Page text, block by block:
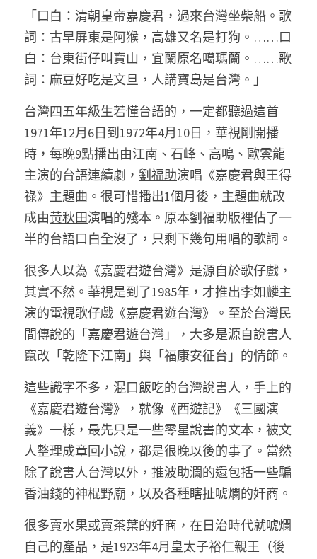
「口白：清朝皇帝嘉慶君，過來台灣坐柴船。歌
詞：古早屏東是阿猴，高雄又名是打狗。……口
白：台東街仔叫寶山，宜蘭原名噶瑪蘭。……歌
詞：麻豆好吃是文旦，人講寶島是台灣。」
台灣四五年級生若懂台語的，一定都聽過這首
1971年12月6日到1972年4月10日，華視剛開播
時，每晚9點播出由江南、石峰、高鳴、歐雲龍
主演的台語連續劇， 劉福助演唱《嘉慶君與王得
祿》主題曲。很可惜播出1個月後，主題曲就改
成由黃秋田演唱的殘本。原本劉福助版裡佔了一
很多人以為《嘉慶君遊台灣》是源自於歌仔戲，
其實不然。華視是到了1985年，才推出李如麟主
演的電視歌仔戲《嘉慶君遊台灣》。至於台灣民
間傳說的「嘉慶君遊台灣」，大多是源自說書人
這些識字不多，混口飯吃的台灣說書人，手上的
《嘉慶君遊台灣》，就像《西遊記》《三國演
義》一樣，最先只是一些零星說書的文本，被文
人整理成章回小說，都是很晚以後的事了。當然
除了說書人台灣以外，推波助瀾的還包括一些騙
很多賣水果或賣茶葉的奸商，在日治時代就唬爛
自己的產品，是1923年4月皇太子裕仁親王（後